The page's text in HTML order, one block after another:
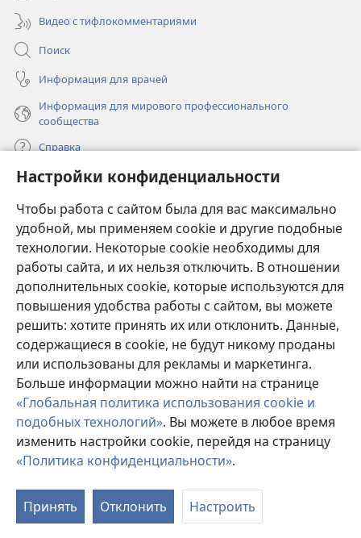
Настройки конфиденциальности
Чтобы работа с сайтом была для вас максимально
удобной, мы применяем cookie и другие подобные
технологии. Некоторые cookie необходимы для
работы сайта, и их нельзя отключить. В отношении
дополнительных cookie, которые используются для
повышения удобства работы с сайтом, вы можете
решить: хотите принять их или отклонить. Данные,
содержащиеся в cookie, не будут никому проданы
или использованы для рекламы и маркетинга.
Больше информации можно найти на странице
«Глобальная политика использования cookie и
подобных технологий». Вы можете в любое время
изменить настройки cookie, перейдя на страницу
«Политика конфиденциальности».
Принять Отклонить Настроить
Видео с тифлокомментариями
Поиск
Информация для врачей
Информация для мирового профессионального
сообщества
Справка
Пожертвования
в
новом
окне)
ОНЛАЙН-БИБЛИОТЕКА Сторожевой башни
(открывается
новом
окне)
JW Hub®
(открывается
в
новом
окне)
JW Library ®
Watchtower Library
Copyright© 2026 Watch Tower Bible and Tract Society of Pennsylvania.
УСЛОВИЯ ИСПОЛЬЗОВАНИЯ|ПОЛИТИКА
КОНФИДЕНЦИАЛЬНОСТИ
КОНФИДЕНЦИАЛЬНОСТИ